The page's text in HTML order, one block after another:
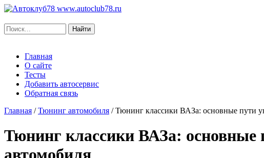
www.autoclub78.ru
Главная
О сайте
Тесты
Добавить автосервис
Обратная связь
Главная /Тюнинг автомобиля /Тюнинг классики ВАЗа: основные пути
Тюнинг классики ВАЗа: основные